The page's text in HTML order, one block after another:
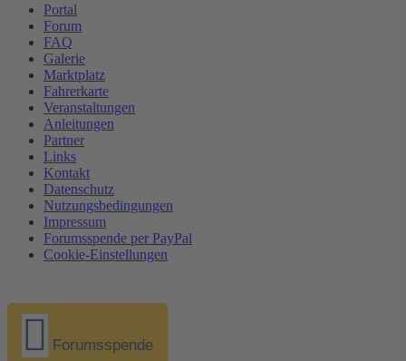
Portal
Forum
FAQ
Galerie
Marktplatz
Fahrerkarte
Veranstaltungen
Anleitungen
Partner
Links
Kontakt
Datenschutz
Nutzungsbedingungen
Impressum
Forumsspende per PayPal
Cookie-Einstellungen
Forumsspende